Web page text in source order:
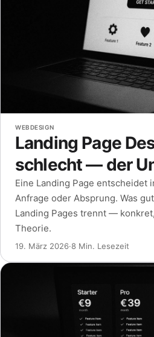
WEBDESIGN
Landing Page
schlecht — der
Eine Landing Page entscheidet
Anfrage oder Absprung. Was
Landing Pages trennt —
Theorie.
19. März 2026·8 Min. Lesezeit